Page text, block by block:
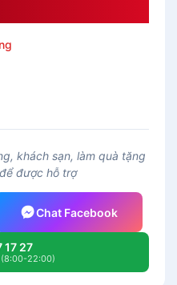
khách sạn, làm quà tặng
được hỗ trợ
Chat Facebook
17 27
22:00)